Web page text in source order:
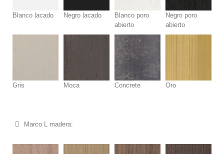
Blanco lacado Negro lacado
Blanco poro
abierto
Negro poro
abierto
Gris Moca Concrete Oro
Marco L madera: